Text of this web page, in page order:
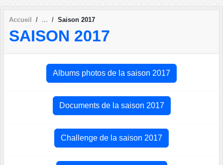
Accueil Saison 2017
SAISON 2017
Albums photos de la saison 2017
Documents de la saison 2017
Challenge de la saison 2017